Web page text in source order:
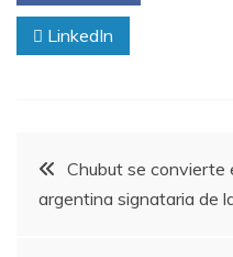
LinkedIn
Navegación
de
Chubut se convierte
argentina signataria de